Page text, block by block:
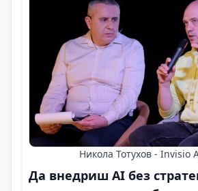
Никола Тотухов - Invisio
Да внедриш AI без